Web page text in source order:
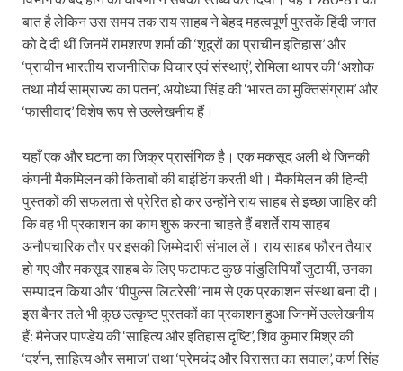
बात है लेकिन उस समय तक राय साहब ने बेहद महत्वपूर्ण पुस्तकें हिंदी जगत
को दे दी थीं जिनमें रामशरण शर्मा की ‘शूद्रों का प्राचीन इतिहास’ और
‘प्राचीन भारतीय राजनीतिक विचार एवं संस्थाएं’, रोमिला थापर की ‘अशोक
तथा मौर्य साम्राज्य का पतन’, अयोध्या सिंह की ‘भारत का मुक्तिसंग्राम’ और
‘फासीवाद’ विशेष रूप से उल्लेखनीय हैं।
यहाँ एक और घटना का जिक्र प्रासंगिक है। एक मकसूद अली थे जिनकी
कंपनी मैकमिलन की किताबों की बाइंडिंग करती थी। मैकमिलन की हिन्दी
पुस्तकों की सफलता से प्रेरित हो कर उन्होंने राय साहब से इच्छा जाहिर की
कि वह भी प्रकाशन का काम शुरू करना चाहते हैं बशर्ते राय साहब
अनौपचारिक तौर पर इसकी ज़िम्मेदारी संभाल लें। राय साहब फौरन तैयार
हो गए और मकसूद साहब के लिए फटाफट कुछ पांडुलिपियाँ जुटायीं, उनका
सम्पादन किया और ‘पीपुल्स लिटरेसी’ नाम से एक प्रकाशन संस्था बना दी।
इस बैनर तले भी कुछ उत्कृष्ट पुस्तकों का प्रकाशन हुआ जिनमें उल्लेखनीय
हैं: मैनेजर पाण्डेय की ‘साहित्य और इतिहास दृष्टि’, शिव कुमार मिश्र की
‘दर्शन, साहित्य और समाज’ तथा ‘प्रेमचंद और विरासत का सवाल’, कर्ण सिंह